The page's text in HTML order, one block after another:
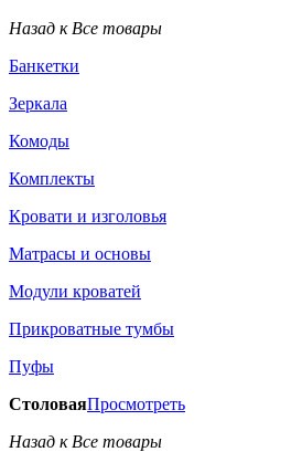
Назад к Все товары
Банкетки
Зеркала
Комоды
Комплекты
Кровати и изголовья
Матрасы и основы
Модули кроватей
Прикроватные тумбы
Пуфы
СтоловаяПросмотреть
Назад к Все товары